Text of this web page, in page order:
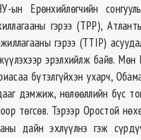
ын Ерөнхийлөгчийн
гэрээ (TPP),
гэрээ (TTIP)
эрэлхийлж байв.
бүтэлгүйхэн ухарч,
дэмжиж, нөлөөллийн бүс
төгсөв. Тэрээр Оростой
дайн эхлүүлнэ гэж